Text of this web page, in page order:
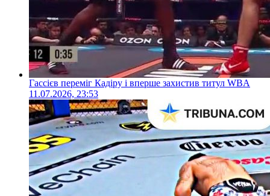
Гассієв переміг Кадіру і вперше захистив титул WBA
11.07.2026, 23:53